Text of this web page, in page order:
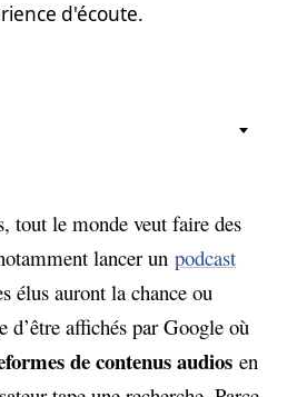
d'écoute.
bons mots-clés pour votre
épisodes de votre
ou une page dédiée à
sur votre site internet
tout le monde veut faire des
lancer unpodcast
élus auront la chance ou
d’être affichés par Google où
de contenus audios en